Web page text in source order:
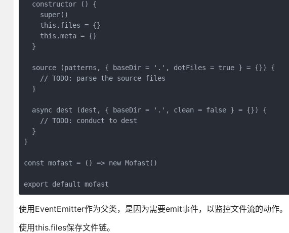
  constructor () {
    super()
    this.files = {}
    this.meta = {}
  }
  source (patterns, { baseDir = '.', dotFiles = true } = {}) {
    // TODO: parse the source files
  }
  async dest (dest, { baseDir = '.', clean = false } = {}) {
    // TODO: conduct to dest
  }
}
const mofast = () => new Mofast()
export default mofast
使用EventEmitter作为父类，是因为需要emit事件，以监控文件流的动作。
使用this.files保存文件链。